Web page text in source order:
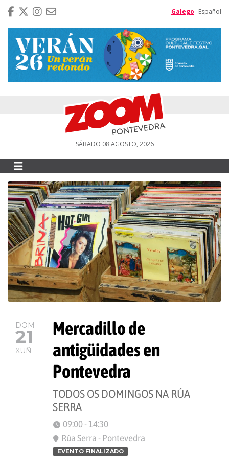
Galego Español
SÁBADO 08 AGOSTO, 2026
DOM
21
XUÑ
Mercadillo de
antigüidades en
Pontevedra
TODOS OS DOMINGOS NA RÚA
SERRA
09:00 - 14:30
Rúa Serra - Pontevedra
EVENTO FINALIZADO